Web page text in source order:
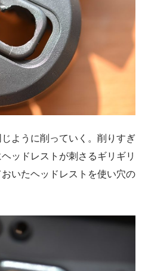
ように削っていく。削りすぎ
ッドレストが刺さるギリギリ
いたヘッドレストを使い穴の